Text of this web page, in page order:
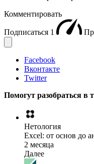
Комментировать
Подписаться 1
Facebook
Вконтакте
Twitter
Помогут разобраться в
Нетология
Excel: от основ до
2 месяца
Далее